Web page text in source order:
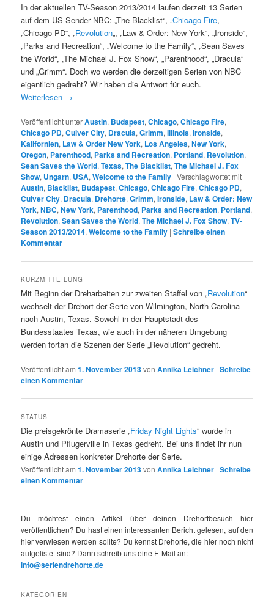
In der aktuellen TV-Season 2013/2014 laufen derzeit 13 Serien
auf dem US-Sender NBC: „The Blacklist“, „Chicago Fire,
„Chicago PD“, „Revolution„, „Law & Order: New York“, „Ironside“,
„Parks and Recreation“, „Welcome to the Family“, „Sean Saves
the World“, „The Michael J. Fox Show“, „Parenthood“, „Dracula“
und „Grimm“. Doch wo werden die derzeitigen Serien von NBC
eigentlich gedreht? Wir haben die Antwort für euch.
Weiterlesen →
Veröffentlicht unterAustin, Budapest,Chicago,Chicago Fire,
Chicago PD,Culver City, Dracula,Grimm,Illinois,Ironside,
Kalifornien, Law & Order New York, Los Angeles,New York,
Oregon, Parenthood, Parks and Recreation, Portland, Revolution,
Sean Saves the World,Texas,The Blacklist,The Michael J. Fox
Show, Ungarn, USA,Welcome to the Family |Verschlagwortet mit
Austin, Blacklist, Budapest,Chicago,Chicago Fire,Chicago PD,
Culver City, Dracula, Drehorte,Grimm,Ironside, Law & Order: New
York,NBC,New York, Parenthood, Parks and Recreation, Portland,
Revolution,Sean Saves the World,The Michael J. Fox Show,TV-
Season 2013/2014,Welcome to the Family |Schreibe einen
Kommentar
KURZMITTEILUNG
Mit Beginn der Dreharbeiten zur zweiten Staffel von „Revolution“
wechselt der Drehort der Serie von Wilmington, North Carolina
nach Austin, Texas. Sowohl in der Hauptstadt des
Bundesstaates Texas, wie auch in der näheren Umgebung
werden fortan die Szenen der Serie „Revolution“ gedreht.
Veröffentlicht am1. November 2013vonAnnika Leichner |Schreibe
einen Kommentar
STATUS
Die preisgekrönte Dramaserie „Friday Night Lights“ wurde in
Austin und Pflugerville in Texas gedreht. Bei uns findet ihr nun
einige Adressen konkreter Drehorte der Serie.
Veröffentlicht am1. November 2013vonAnnika Leichner |Schreibe
einen Kommentar
Du möchtest einen Artikel über deinen Drehortbesuch hier
veröffentlichen? Du hast einen interessanten Bericht gelesen, auf den
hier verwiesen werden sollte? Du kennst Drehorte, die hier noch nicht
aufgelistet sind? Dann schreib uns eine E-Mail an:
info@seriendrehorte.de
KATEGORIEN